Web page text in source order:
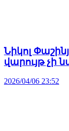
Նիկոլ
վարույթ չի
2026/04/06 23:52